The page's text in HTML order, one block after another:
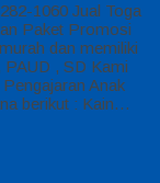
1060 Jual Toga
Paket Promosi
dan memiliki
PAUD , SD Kami
Anak
berikut : Kain…